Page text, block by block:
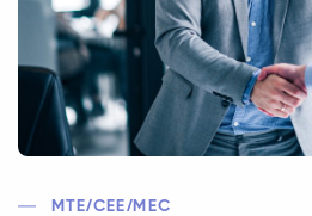
MTE/CEE/MEC